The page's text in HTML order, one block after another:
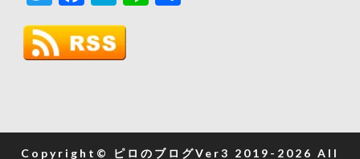
Copyright© ピロのブログVer3 2019-2026 All